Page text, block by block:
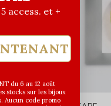
access. et +
du 6 au 12 août
stocks sur les bijoux
Aucun code promo